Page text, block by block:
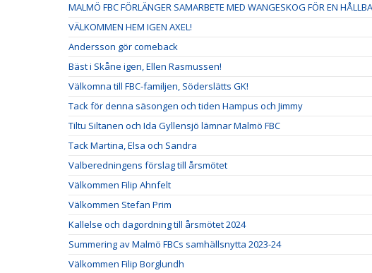
MALMÖ FBC FÖRLÄNGER SAMARBETE MED WANGESKOG FÖR EN
VÄLKOMMEN HEM IGEN AXEL!
Andersson gör comeback
Bäst i Skåne igen, Ellen Rasmussen!
Välkomna till FBC-familjen, Söderslätts GK!
Tack för denna säsongen och tiden Hampus och Jimmy
Tiltu Siltanen och Ida Gyllensjö lämnar Malmö FBC
Tack Martina, Elsa och Sandra
Valberedningens förslag till årsmötet
Välkommen Filip Ahnfelt
Välkommen Stefan Prim
Kallelse och dagordning till årsmötet 2024
Summering av Malmö FBCs samhällsnytta 2023-24
Välkommen Filip Borglundh